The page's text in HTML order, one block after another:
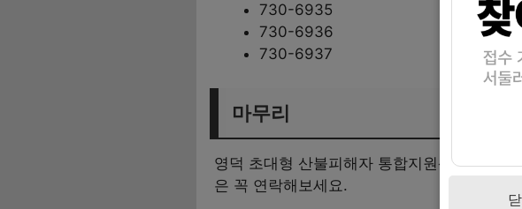
730-6935
730-6936
730-6937
마무리
영덕 초대형 산불피해자 통합지원센터의 콜
은 꼭 연락해보세요.